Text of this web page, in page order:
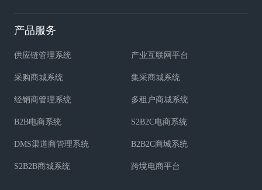
产品服务
供应链管理系统 产业互联网平台
采购商城系统 集采商城系统
经销商管理系统 多租户商城系统
B2B电商系统 S2B2C电商系统
DMS渠道商管理系统 B2B2C商城系统
S2B2B商城系统 跨境电商平台